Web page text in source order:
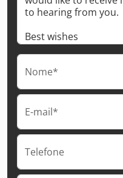
Nome*
E-mail*
Telefone